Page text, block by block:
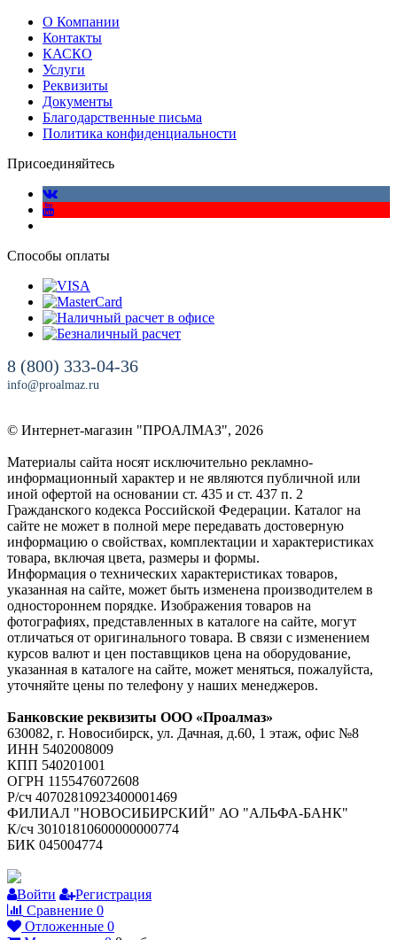
О Компании
Контакты
КАСКО
Услуги
Реквизиты
Документы
Благодарственные письма
Политика конфиденциальности
Присоединяйтесь
Способы оплаты
8 (800) 333-04-36
info@proalmaz.ru
© Интернет-магазин "ПРОАЛМАЗ", 2026
Материалы сайта носят исключительно рекламно-
информационный характер и не являются публичной или
иной офертой на основании ст. 435 и ст. 437 п. 2
Гражданского кодекса Российской Федерации. Каталог на
сайте не может в полной мере передавать достоверную
информацию о свойствах, комплектации и характеристиках
товара, включая цвета, размеры и формы.
Информация о технических характеристиках товаров,
указанная на сайте, может быть изменена производителем в
одностороннем порядке. Изображения товаров на
фотографиях, представленных в каталоге на сайте, могут
отличаться от оригинального товара. В связи с изменением
курсов валют и цен поставщиков цена на оборудование,
указанная в каталоге на сайте, может меняться, пожалуйста,
уточняйте цены по телефону у наших менеджеров.
Банковские реквизиты ООО «Проалмаз»
630082, г. Новосибирск, ул. Дачная, д.60, 1 этаж, офис №8
ИНН 5402008009
КПП 540201001
ОГРН 1155476072608
Р/сч 40702810923400001469
ФИЛИАЛ "НОВОСИБИРСКИЙ" АО "АЛЬФА-БАНК"
К/сч 30101810600000000774
БИК 045004774
Войти
Регистрация
Сравнение 0
Отложенные 0